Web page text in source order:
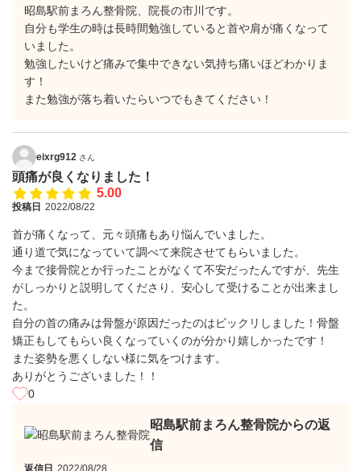
昭島駅前まろん整骨院、院長の市川です。
自分も学生の時は長時間勉強していると首や肩が痛くなって
いました。
勉強したいけど痛みで集中できない気持ち痛いほどわかりま
す！
また勉強が落ち着いたらいつでもきてください！
eixrg912 さん
頭痛が良くなりました！
5.00
投稿日 2022/08/22
首が痛くなって、元々頭痛もあり悩んでいました。
通り道で気になっていて調べて来院させてもらいました。
今まで接骨院とか行ったことがなくて不安だったんですが、先生
がしっかりと説明してくださり、安心して受けることが出来まし
た。
自分の首の痛みは骨盤が原因だったのはビックリしました！骨盤
矯正もしてもらい良くなっていくのが分かり嬉しかったです！
また姿勢を悪くしない様に気をつけます。
ありがとうございました！！
0
昭島駅前まろん整骨院からの返
信
返信日 2022/08/28